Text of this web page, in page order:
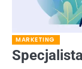
MARKETING